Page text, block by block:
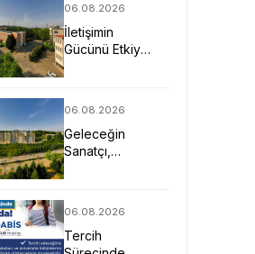
06.08.2026
İletişimin
Gücünü Etkiye
Yetişiyor
06.08.2026
Geleceğin
Sanatçı,
Fırsatı
06.08.2026
Tercih